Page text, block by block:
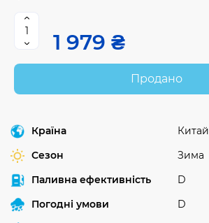
1 979 ₴
Продано
Країна
Китай
Сезон
Зима
Паливна ефективність
D
Погодні умови
D